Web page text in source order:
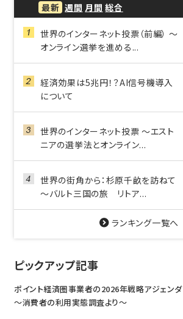
最新 週間 月間 総合
世界のインターネット投票（前編） ～
オンライン選挙を進める...
経済効果は5兆円！？AI信号機導入
について
世界のインターネット投票 ～エスト
ニアの選挙法とオンライン...
世界の街角から：杉原千畝を訪ねて
～バルト三国の旅 リトア...
ランキング一覧へ
ピックアップ記事
ポイント経済圏事業者の2026年戦略アジェンダ
〜消費者の利用実態調査より〜